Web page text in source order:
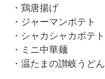
・鶏唐揚げ
・ジャーマンポテト
・シャカシャカポテト
・ミニ中華麺
・温たまの讃岐うどん